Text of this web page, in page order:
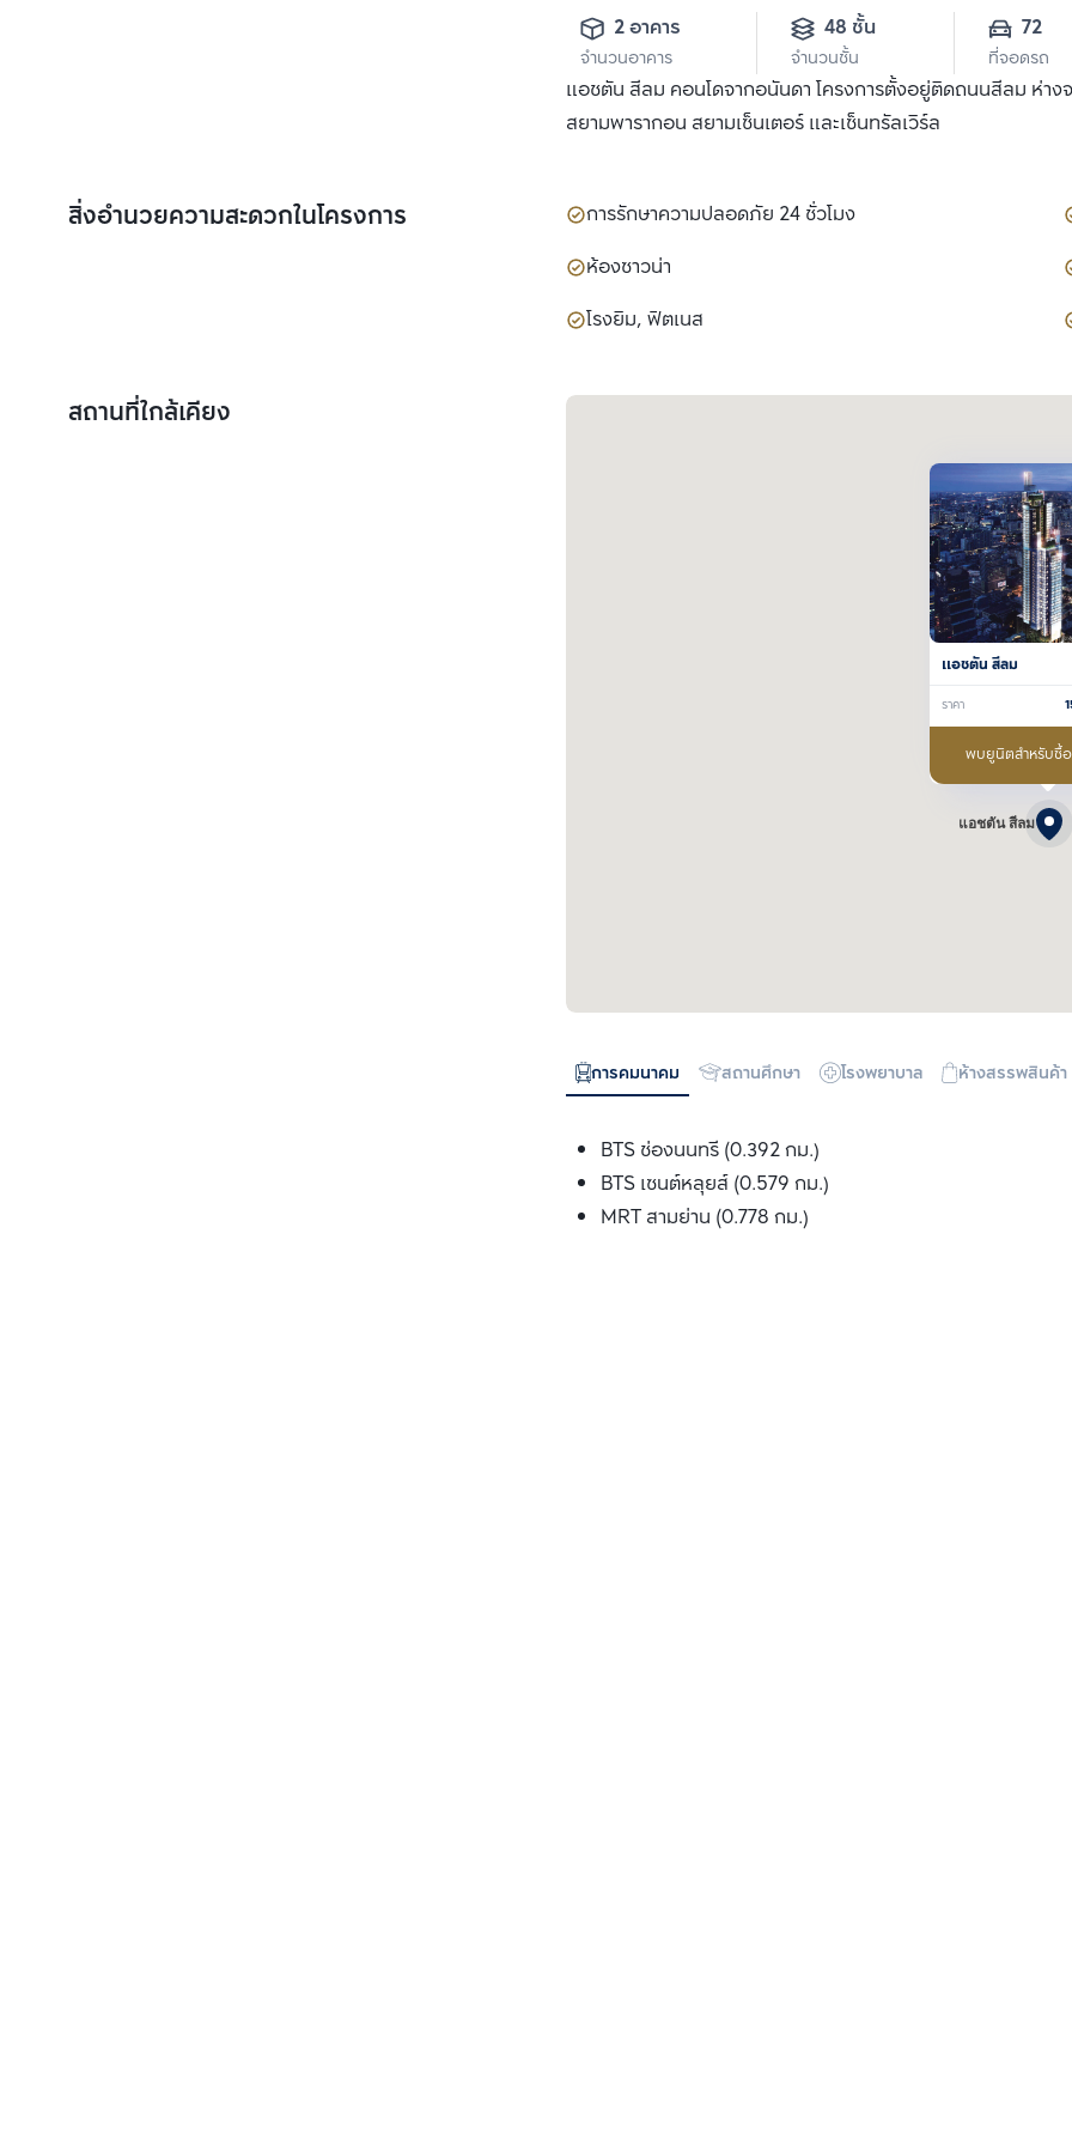
2 อาคาร
จำนวนอาคาร
48 ชั้น
จำนวนชั้น
72
ที่จอดรถ
แอชตัน สีลม คอนโดจากอนันดา โครงการตั้งอยู่ติดถนนสีลม ห่าง
สยามพารากอน สยามเซ็นเตอร์ และเซ็นทรัลเวิร์ล
สิ่งอำนวยความสะดวกในโครงการ การรักษาความปลอดภัย 24 ชั่วโมง
ห้องซาวน่า
โรงยิม, ฟิตเนส
สถานที่ใกล้เคียง
แอชตัน สีลม
แอชตัน สีลม
ราคา
พบยูนิตสำหรับซื้อ
การคมนาคม สถานศึกษา โรงพยาบาล ห้างสรรพสินค้า
BTS ช่องนนทรี (0.392 กม.)
BTS เซนต์หลุยส์ (0.579 กม.)
MRT สามย่าน (0.778 กม.)